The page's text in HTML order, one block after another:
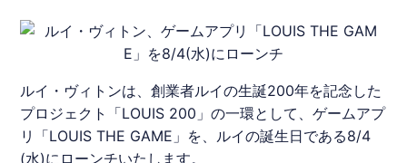
ルイ・ヴィトンは、創業者ルイの生誕200年を記念した
プロジェクト「LOUIS 200」の一環として、ゲームアプ
リ「LOUIS THE GAME」を、ルイの誕生日である8/4
(水)にローンチいたします。